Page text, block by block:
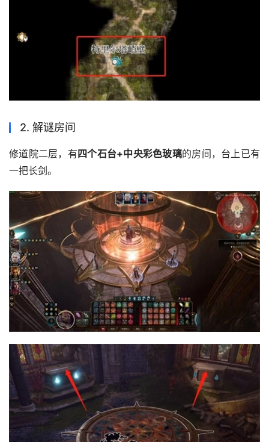
2. 解谜房间
修道院二层，有四个石台+中央彩色玻璃的房间，台上已有
一把长剑。